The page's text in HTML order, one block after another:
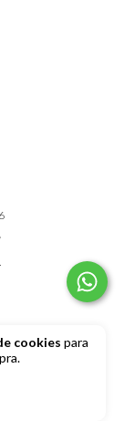
cookies para